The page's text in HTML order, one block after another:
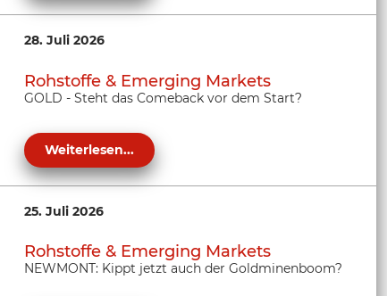
28. Juli 2026
Rohstoffe & Emerging Markets
GOLD - Steht das Comeback vor dem Start?
Weiterlesen...
25. Juli 2026
Rohstoffe & Emerging Markets
NEWMONT: Kippt jetzt auch der Goldminenboom?